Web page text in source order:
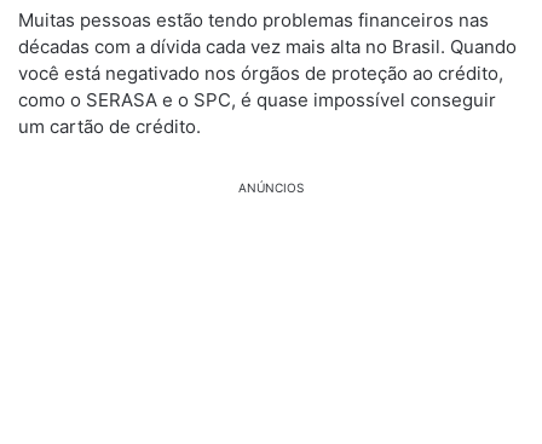
Muitas pessoas estão tendo problemas financeiros nas
décadas com a dívida cada vez mais alta no Brasil. Quando
você está negativado nos órgãos de proteção ao crédito,
como o SERASA e o SPC, é quase impossível conseguir
um cartão de crédito.
ANÚNCIOS